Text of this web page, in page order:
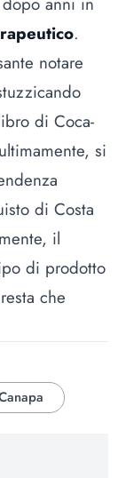
.
notare
di Coca-
si
di Costa
il
di prodotto
che